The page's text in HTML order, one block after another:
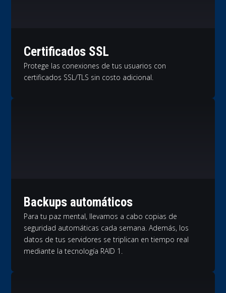
Certificados SSL
Protege las conexiones de tus usuarios con
certificados SSL/TLS sin costo adicional.
Backups automáticos
Para tu paz mental, llevamos a cabo copias de
seguridad automáticas cada semana. Además, los
datos de tus servidores se triplican en tiempo real
mediante la tecnología RAID 1.